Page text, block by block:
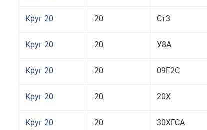
Круг 20 20 Ст3
Круг 20 20 У8А
Круг 20 20 09Г2С
Круг 20 20 20Х
Круг 20 20 30ХГСА